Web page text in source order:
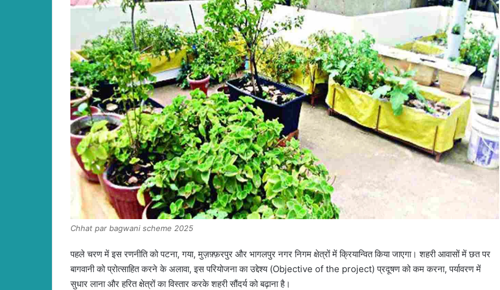
Chhat par bagwani scheme 2025
पहले चरण में इस रणनीति को पटना, गया, मुज़फ़्फ़रपुर और भागलपुर नगर निगम क्षेत्रों में क्रियान्वित किया जाएगा। शहरी आवासों में छत पर
बागवानी को प्रोत्साहित करने के अलावा, इस परियोजना का उद्देश्य (Objective of the project) प्रदूषण को कम करना, पर्यावरण में
सुधार लाना और हरित क्षेत्रों का विस्तार करके शहरी सौंदर्य को बढ़ाना है।